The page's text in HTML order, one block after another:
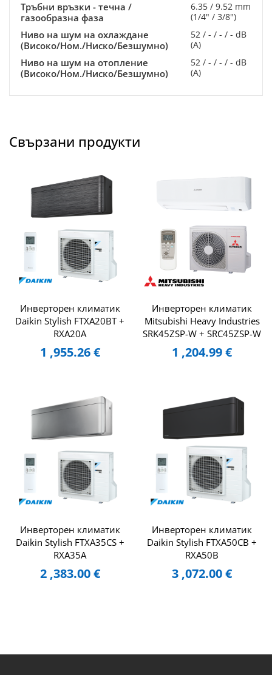
Тръбни връзки - течна /
газообразна фаза
6.35 / 9.52 mm
(1/4" / 3/8")
Ниво на шум на охлаждане
(Високо/Ном./Ниско/Безшумно)
52 / - / - / - dB
(A)
Ниво на шум на отопление
(Високо/Ном./Ниско/Безшумно)
52 / - / - / - dB
(A)
Свързани продукти
Инверторен климатик
Daikin Stylish FTXA20BT +
RXA20A
1 ,955.26€
Инверторен климатик
Mitsubishi Heavy Industries
SRK45ZSP-W + SRC45ZSP-W
1 ,204.99€
Инверторен климатик
Daikin Stylish FTXA35CS +
RXA35A
2 ,383.00€
Инверторен климатик
Daikin Stylish FTXA50CB +
RXA50B
3 ,072.00€